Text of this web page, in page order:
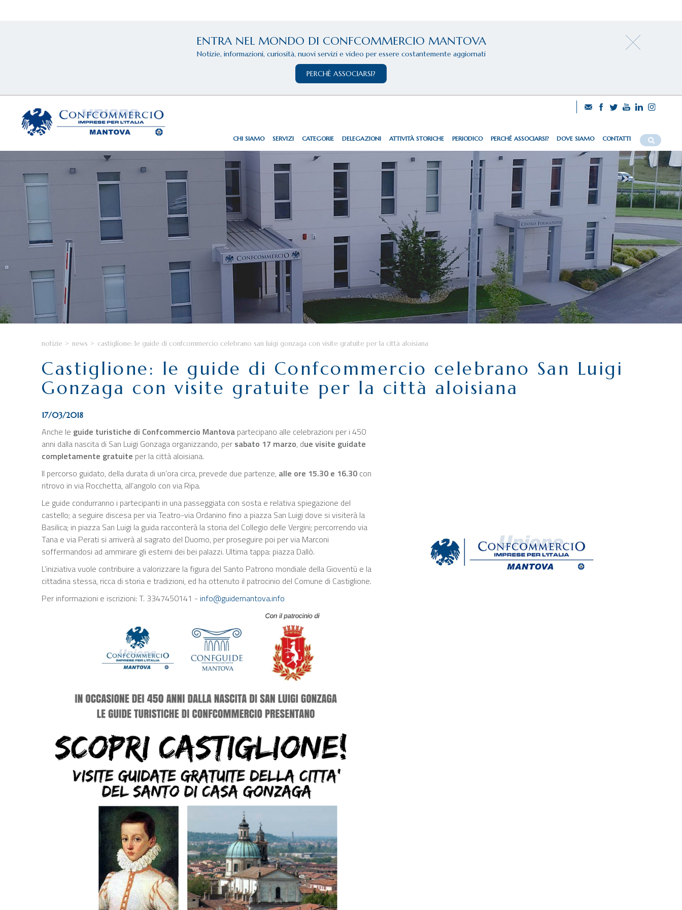
ENTRA NEL MONDO DI CONFCOMMERCIO MANTOVA
Notizie, informazioni, curiosità, nuovi servizi e video per essere costantemente aggiornati
PERCHÈ ASSOCIARSI?
CHI SIAMO SERVIZI CATEGORIE DELEGAZIONI ATTIVITÀ STORICHE PERIODICO PERCHÉ ASSOCIARSI? DOVE SIAMO CONTATTI
notizie > news > castiglione: le guide di confcommercio celebrano san luigi gonzaga con visite gratuite per la città aloisiana
Castiglione: le guide di Confcommercio celebrano San Luigi
Gonzaga con visite gratuite per la città aloisiana
17/03/2018
Anche le guide turistiche di Confcommercio Mantova partecipano alle celebrazioni per i 450
anni dalla nascita di San Luigi Gonzaga organizzando, per sabato 17 marzo, due visite guidate
completamente gratuite per la città aloisiana.
Il percorso guidato, della durata di un’ora circa, prevede due partenze, alle ore 15.30 e 16.30 con
ritrovo in via Rocchetta, all’angolo con via Ripa.
Le guide condurranno i partecipanti in una passeggiata con sosta e relativa spiegazione del
castello; a seguire discesa per via Teatro-via Ordanino fino a piazza San Luigi dove si visiterà la
Basilica; in piazza San Luigi la guida racconterà la storia del Collegio delle Vergini; percorrendo via
Tana e via Perati si arriverà al sagrato del Duomo, per proseguire poi per via Marconi
soffermandosi ad ammirare gli esterni dei bei palazzi. Ultima tappa: piazza Dallò.
L’iniziativa vuole contribuire a valorizzare la figura del Santo Patrono mondiale della Gioventù e la
cittadina stessa, ricca di storia e tradizioni, ed ha ottenuto il patrocinio del Comune di Castiglione.
Per informazioni e iscrizioni: T. 3347450141 - info@guidemantova.info